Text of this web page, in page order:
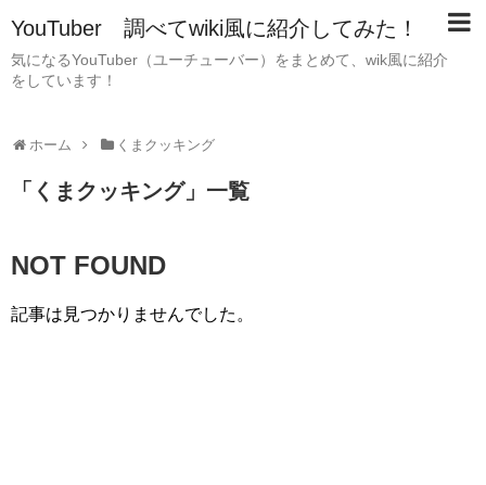
YouTuber 調べてwiki風に紹介してみた！
気になるYouTuber（ユーチューバー）をまとめて、wik風に紹介
をしています！
ホーム くまクッキング
「 くまクッキング」 一覧
NOT FOUND
記事は見つかりませんでした。